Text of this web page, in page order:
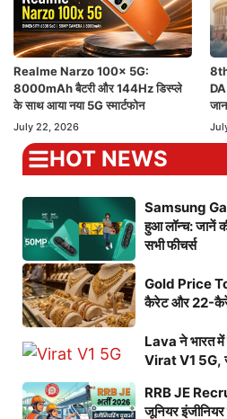
Realme Narzo 100x 5G:
8000mAh बैटरी और 144Hz डिस्प्ले
के साथ आया नया 5G स्मार्टफोन
July 22, 2026
HOT NEWS
Samsung
हुआ लॉन्च: जानें
सभी फीचर्स
Gold Price
कैरेट और 22-
Lava ने भारत
Virat V1 5G,
RRB JE
जूनियर इंजीनियर